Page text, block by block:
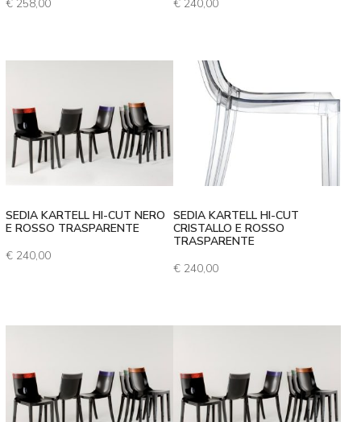
€ 258,00
€ 240,00
SEDIA KARTELL HI-CUT NERO
E ROSSO TRASPARENTE
€ 240,00
SEDIA KARTELL HI-CUT
CRISTALLO E ROSSO
TRASPARENTE
€ 240,00